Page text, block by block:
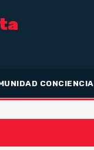
CONCIENCIA